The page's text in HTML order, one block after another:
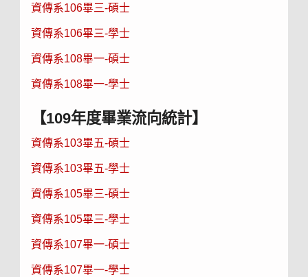
資傳系106畢三-碩士
資傳系106畢三-學士
資傳系108畢一-碩士
資傳系108畢一-學士
【109年度畢業流向統計】
資傳系103畢五-碩士
資傳系103畢五-學士
資傳系105畢三-碩士
資傳系105畢三-學士
資傳系107畢一-碩士
資傳系107畢一-學士